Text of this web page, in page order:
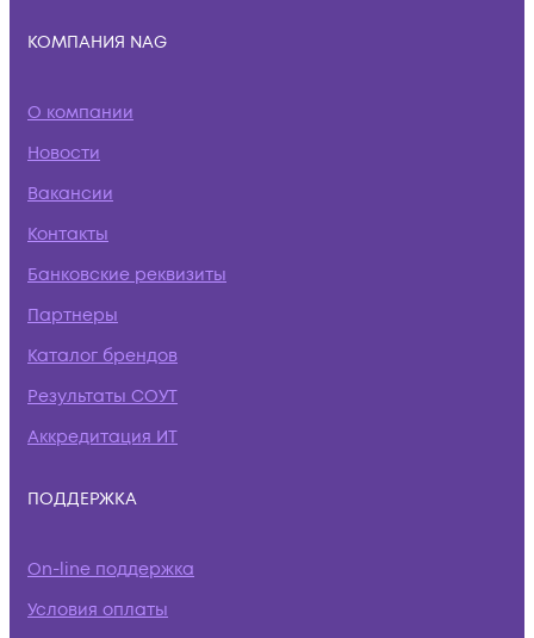
КОМПАНИЯ NAG
О компании
Новости
Вакансии
Контакты
Банковские реквизиты
Партнеры
Каталог брендов
Результаты СОУТ
Аккредитация ИТ
ПОДДЕРЖКА
On-line поддержка
Условия оплаты